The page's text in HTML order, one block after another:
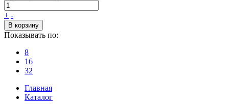
+ -
В корзину
Показывать по:
8
16
32
Главная
Каталог